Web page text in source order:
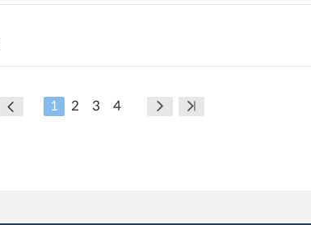
1 2 3 4